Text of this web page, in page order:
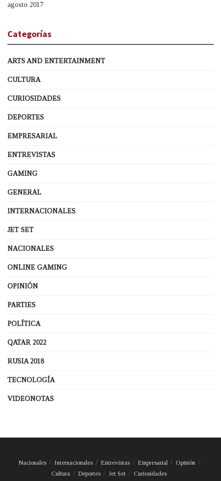
agosto 2017
Categorías
ARTS AND ENTERTAINMENT
CULTURA
CURIOSIDADES
DEPORTES
EMPRESARIAL
ENTREVISTAS
GAMING
GENERAL
INTERNACIONALES
JET SET
NACIONALES
ONLINE GAMING
OPINIÓN
PARTIES
POLÍTICA
QATAR 2022
RUSIA 2018
TECNOLOGÍA
VIDEONOTAS
Nacionales Internacionales Entrevistas Empresarial
Opinión
Cultura
Deportes Jet Set Curiosidades